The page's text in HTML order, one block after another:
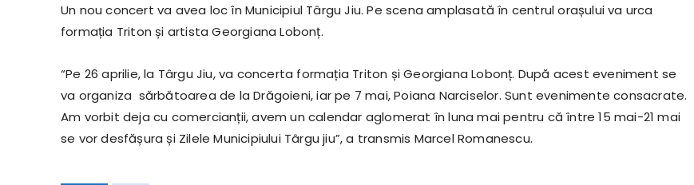
Un nou concert va avea loc în Municipiul Târgu Jiu. Pe scena amplasată în centrul orașului va urca
formația Triton și artista Georgiana Lobonț.
“Pe 26 aprilie, la Târgu Jiu, va concerta formația Triton și Georgiana Lobonț. După acest eveniment se
va organiza sărbătoarea de la Drăgoieni, iar pe 7 mai, Poiana Narciselor. Sunt evenimente consacrate.
Am vorbit deja cu comercianții, avem un calendar aglomerat în luna mai pentru că între 15 mai-21 mai
se vor desfășura și Zilele Municipiului Târgu jiu”, a transmis Marcel Romanescu.